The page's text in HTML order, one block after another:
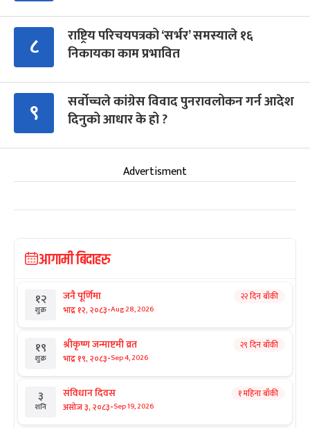
८
राष्ट्रिय परिचयपत्रको ‘सर्भर’ समस्याले १६
निकायका काम प्रभावित
९
सर्वोच्चले कांग्रेस विवाद पुनरावलोकन गर्न आदेश
दिनुको आधार के हो ?
Advertisment
आगामी बिदाहरु
१२
शुक्र
जनै पूर्णिमा
भाद्र १२, २०८३-Aug 28, 2026
२२ दिन बाँकी
१९
शुक्र
श्रीकृष्ण जन्माष्टमी व्रत
भाद्र १९, २०८३-Sep 4, 2026
२९ दिन बाँकी
३
शनि
संविधान दिवस
असोज ३, २०८३-Sep 19, 2026
१ महिना बाँकी